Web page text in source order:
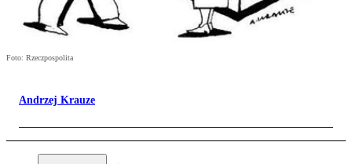
Foto: Rzeczpospolita
Andrzej Krauze